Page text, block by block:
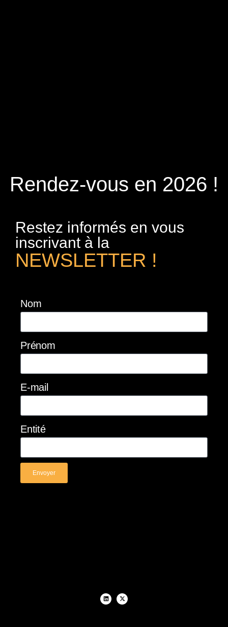
Rendez-vous en 2026 !
Restez informés en vous
inscrivant à la
NEWSLETTER !
Nom
Prénom
E-mail
Entité
Envoyer